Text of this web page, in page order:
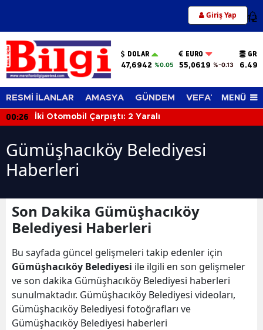
Giriş Yap 12
DOLAR
47,6942 %0.05
EURO
55,0619 %-0.13
RESMİ İLANLAR AMASYA GÜNDEM VEFAT EDENLER
MENÜ
00:26 İki Otomobil Çarpıştı: 2 Yaralı
Gümüşhacıköy Belediyesi
Haberleri
Son Dakika Gümüşhacıköy
Belediyesi Haberleri
Bu sayfada güncel gelişmeleri takip edenler için
Gümüşhacıköy Belediyesi ile ilgili en son gelişmeler
ve son dakika Gümüşhacıköy Belediyesi haberleri
sunulmaktadır. Gümüşhacıköy Belediyesi videoları,
Gümüşhacıköy Belediyesi fotoğrafları ve
Gümüşhacıköy Belediyesi haberleri